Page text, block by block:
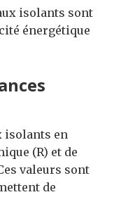
isolants sont
énergétique
isolants en
(R) et de
valeurs sont
de